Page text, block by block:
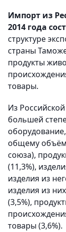
Импорт из
2014 года
структуре
страны
продукты
товары.
Из
большей
общему
союза),
(11,3%),
изделия из
изделия из
(3,5%),
товары (3,6%).